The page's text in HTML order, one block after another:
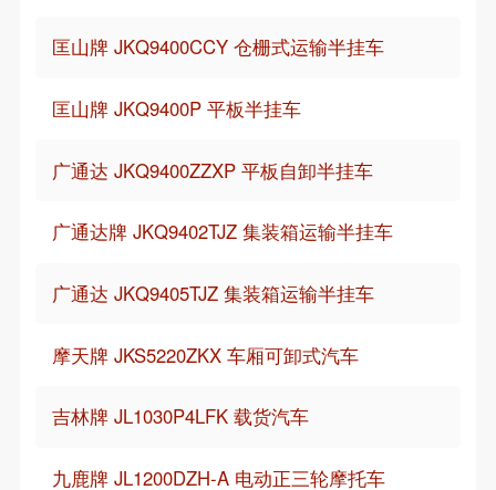
匡山牌 JKQ9400CCY 仓栅式运输半挂车
匡山牌 JKQ9400P 平板半挂车
广通达 JKQ9400ZZXP 平板自卸半挂车
广通达牌 JKQ9402TJZ 集装箱运输半挂车
广通达 JKQ9405TJZ 集装箱运输半挂车
摩天牌 JKS5220ZKX 车厢可卸式汽车
吉林牌 JL1030P4LFK 载货汽车
九鹿牌 JL1200DZH-A 电动正三轮摩托车